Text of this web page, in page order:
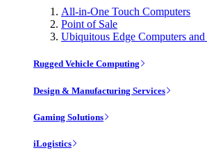
All-in-One Touch Computers
Point of Sale
Ubiquitous Edge Computers and
Rugged Vehicle Computing
Design & Manufacturing Services
Gaming Solutions
iLogistics